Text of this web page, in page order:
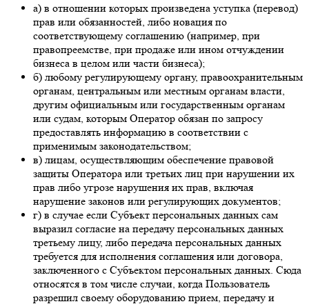
а) в отношении которых произведена уступка (перевод)
прав или обязанностей, либо новация по
соответствующему соглашению (например, при
правопреемстве, при продаже или ином отчуждении
бизнеса в целом или части бизнеса);
б) любому регулирующему органу, правоохранительным
органам, центральным или местным органам власти,
другим официальным или государственным органам
или судам, которым Оператор обязан по запросу
предоставлять информацию в соответствии с
применимым законодательством;
в) лицам, осуществляющим обеспечение правовой
защиты Оператора или третьих лиц при нарушении их
прав либо угрозе нарушения их прав, включая
нарушение законов или регулирующих документов;
г) в случае если Субъект персональных данных сам
выразил согласие на передачу персональных данных
третьему лицу, либо передача персональных данных
требуется для исполнения соглашения или договора,
заключенного с Субъектом персональных данных. Сюда
относятся в том числе случаи, когда Пользователь
разрешил своему оборудованию прием, передачу и